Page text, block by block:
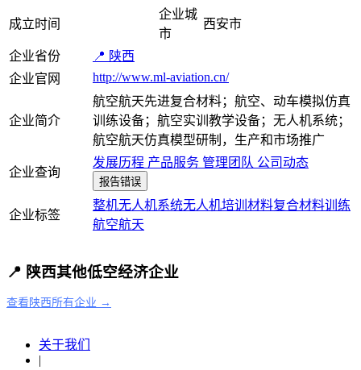
成立时间
企业城
市
西安市
企业省份
📍 陕西
企业官网
http://www.ml-aviation.cn/
企业简介
航空航天先进复合材料；航空、动车模拟仿真
训练设备；航空实训教学设备；无人机系统；
航空航天仿真模型研制，生产和市场推广
企业查询
发展历程 产品服务 管理团队 公司动态
报告错误
企业标签
整机无人机系统无人机培训 材料复合材料训练
航空航天
📍 陕西其他低空经济企业
查看陕西所有企业 →
关于我们
|